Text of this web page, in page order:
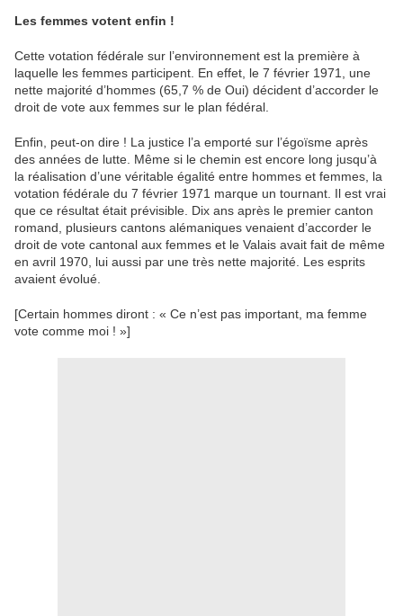
Les femmes votent enfin !
Cette votation fédérale sur l’environnement est la première à
laquelle les femmes participent. En effet, le 7 février 1971, une
nette majorité d’hommes (65,7 % de Oui) décident d’accorder le
droit de vote aux femmes sur le plan fédéral.
Enfin, peut-on dire ! La justice l’a emporté sur l’égoïsme après
des années de lutte. Même si le chemin est encore long jusqu’à
la réalisation d’une véritable égalité entre hommes et femmes, la
votation fédérale du 7 février 1971 marque un tournant. Il est vrai
que ce résultat était prévisible. Dix ans après le premier canton
romand, plusieurs cantons alémaniques venaient d’accorder le
droit de vote cantonal aux femmes et le Valais avait fait de même
en avril 1970, lui aussi par une très nette majorité. Les esprits
avaient évolué.
[Certain hommes diront : « Ce n’est pas important, ma femme
vote comme moi ! »]